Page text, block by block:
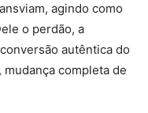
agindo como
o perdão, a
autêntica do
mudança completa de